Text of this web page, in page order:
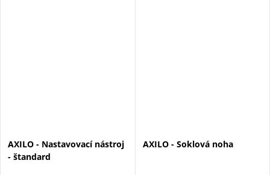
AXILO - Nastavovací nástroj
- štandard
AXILO - Soklová noha